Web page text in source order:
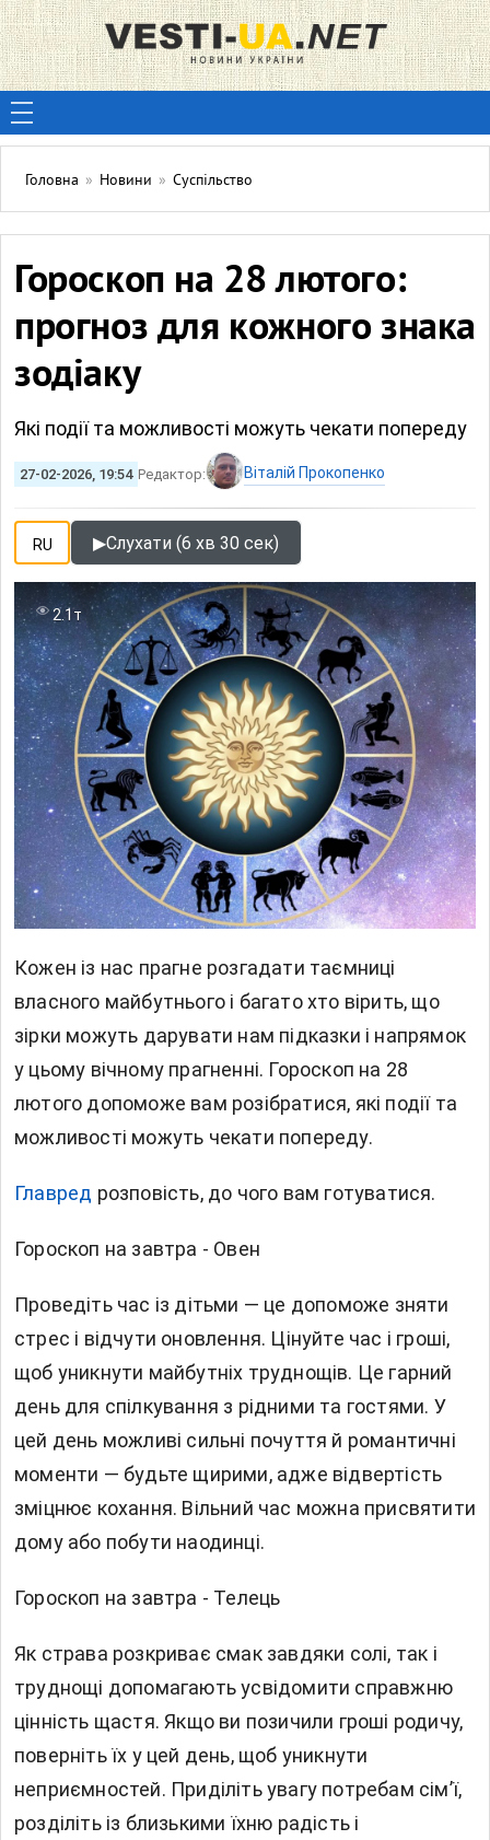
Головна » Новини » Суспільство
Гороскоп на 28 лютого:
прогноз для кожного знака
зодіаку
Які події та можливості можуть чекати попереду
27-02-2026, 19:54 Редактор: Віталій Прокопенко
RU ▶Слухати (6 хв 30 сек)
2.1т
Кожен із нас прагне розгадати таємниці
власного майбутнього і багато хто вірить, що
зірки можуть дарувати нам підказки і напрямок
у цьому вічному прагненні. Гороскоп на 28
лютого допоможе вам розібратися, які події та
можливості можуть чекати попереду.
Главред розповість, до чого вам готуватися.
Гороскоп на завтра - Овен
Проведіть час із дітьми — це допоможе зняти
стрес і відчути оновлення. Цінуйте час і гроші,
щоб уникнути майбутніх труднощів. Це гарний
день для спілкування з рідними та гостями. У
цей день можливі сильні почуття й романтичні
моменти — будьте щирими, адже відвертість
зміцнює кохання. Вільний час можна присвятити
дому або побути наодинці.
Гороскоп на завтра - Телець
Як страва розкриває смак завдяки солі, так і
труднощі допомагають усвідомити справжню
цінність щастя. Якщо ви позичили гроші родичу,
поверніть їх у цей день, щоб уникнути
неприємностей. Приділіть увагу потребам сім’ї,
розділіть із близькими їхню радість і